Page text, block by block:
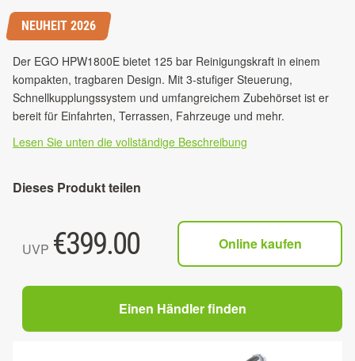
NEUHEIT 2026
Der EGO HPW1800E bietet 125 bar Reinigungskraft in einem
kompakten, tragbaren Design. Mit 3-stufiger Steuerung,
Schnellkupplungssystem und umfangreichem Zubehörset ist er
bereit für Einfahrten, Terrassen, Fahrzeuge und mehr.
Lesen Sie unten die vollständige Beschreibung
Dieses Produkt teilen
UVP €399.00 Online kaufen
Einen Händler finden